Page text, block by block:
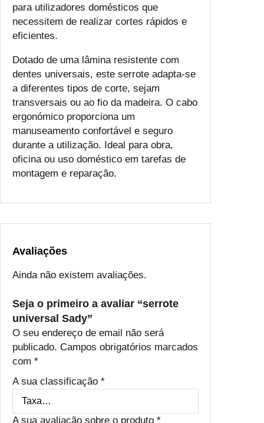
para utilizadores domésticos que
necessitem de realizar cortes rápidos e
eficientes.
Dotado de uma lâmina resistente com
dentes universais, este serrote adapta-se
a diferentes tipos de corte, sejam
transversais ou ao fio da madeira. O cabo
ergonómico proporciona um
manuseamento confortável e seguro
durante a utilização. Ideal para obra,
oficina ou uso doméstico em tarefas de
montagem e reparação.
Avaliações
Ainda não existem avaliações.
Seja o primeiro a avaliar “serrote
universal Sady”
O seu endereço de email não será
publicado. Campos obrigatórios marcados
com *
A sua classificação *
A sua avaliação sobre o produto *